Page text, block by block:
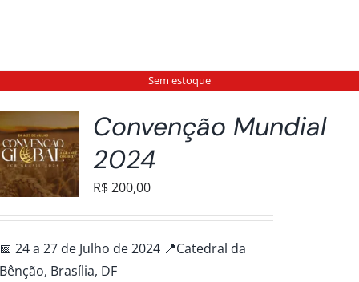
Sem estoque
Convenção Mundial
2024
R$200,00
📅 24 a 27 de Julho de 2024 📍Catedral da
Bênção, Brasília, DF